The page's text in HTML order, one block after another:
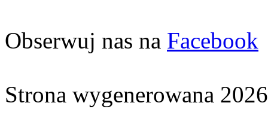
Obserwuj nas na Facebook
Strona wygenerowana